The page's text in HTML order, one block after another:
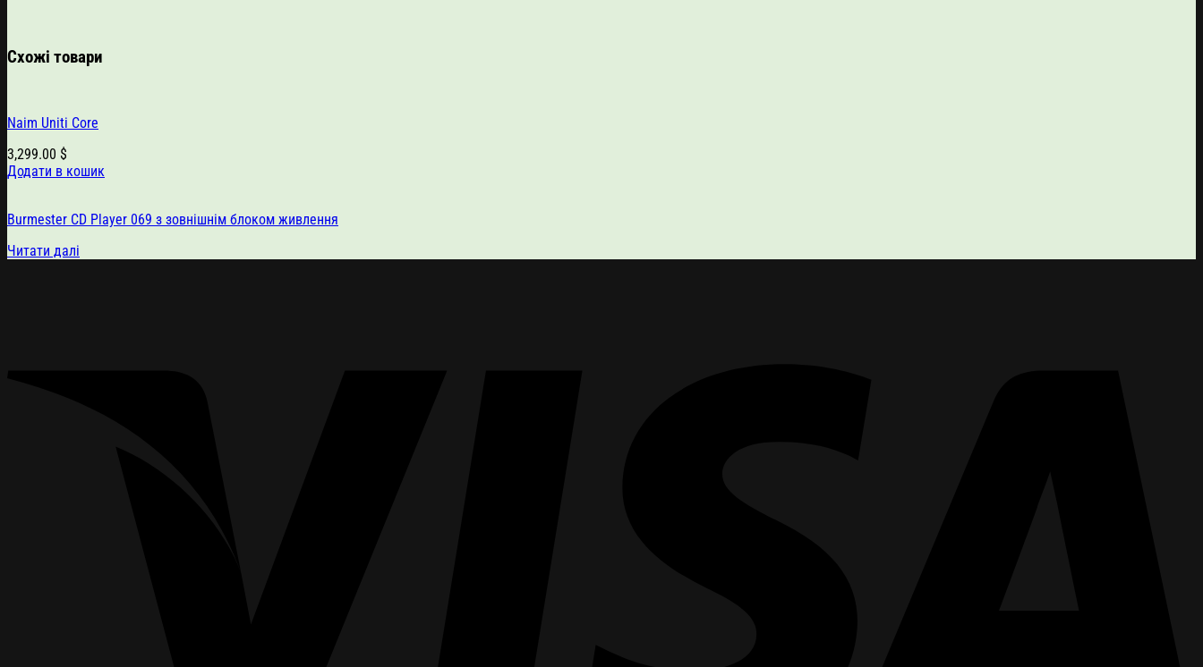
Схожі товари
Naim Uniti Core
3,299.00 $
Додати в кошик
Burmester CD Player 069 з зовнішнім блоком живлення
Читати далі